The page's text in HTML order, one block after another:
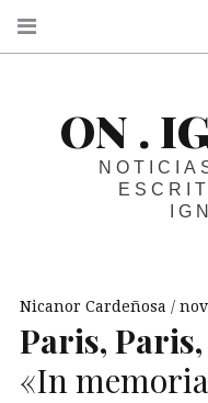
ON .
Nicanor Cardeñosa
Paris,
«In